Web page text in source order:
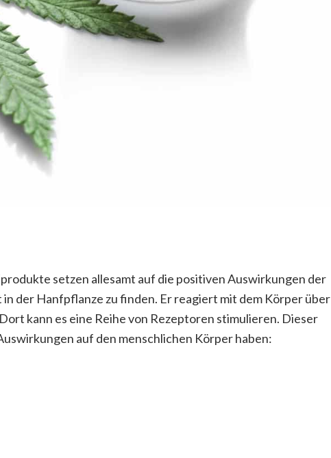
setzen allesamt auf die positiven Auswirkungen der
der Hanfpflanze zu finden. Er reagiert mit dem Körper über
Dort kann es eine Reihe von Rezeptoren stimulieren. Dieser
auf den menschlichen Körper haben: